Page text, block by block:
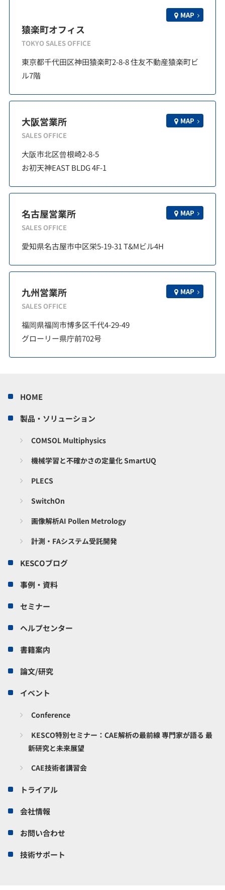
猿楽町オフィス
TOKYO SALES OFFICE
MAP
東京都千代田区神田猿楽町2-8-8 住友不動産猿楽町ビ
ル7階
大阪営業所
SALES OFFICE
MAP
大阪市北区曾根崎2-8-5
お初天神EAST BLDG 4F-1
名古屋営業所
SALES OFFICE
MAP
愛知県名古屋市中区栄5-19-31 T&Mビル4H
九州営業所
SALES OFFICE
MAP
福岡県福岡市博多区千代4-29-49
グローリー県庁前702号
HOME
製品・ソリューション
COMSOL Multiphysics
機械学習と不確かさの定量化 SmartUQ
PLECS
SwitchOn
画像解析AI Pollen Metrology
計測・FAシステム受託開発
KESCOブログ
事例・資料
セミナー
ヘルプセンター
書籍案内
論文/研究
イベント
Conference
KESCO特別セミナー：CAE解析の最前線 専門家が語る 最
新研究と未来展望
CAE技術者講習会
トライアル
会社情報
お問い合わせ
技術サポート